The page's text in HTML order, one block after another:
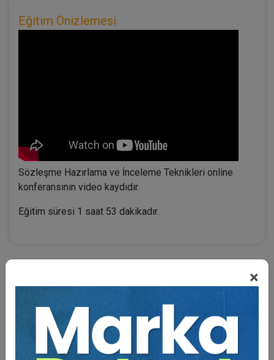
×
Eğitim Önizlemesi
Sözleşme Hazırlama ve İnceleme Teknikleri online
konferansının video kaydıdır.
Eğitim süresi 1 saat 53 dakikadır.
BENZER VIDEO EĞITIMLER
Video Eğitim Abonesi Ol: Sadece 5490 TL / Yıllık